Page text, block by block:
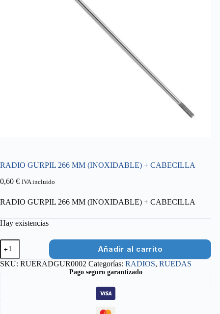
RADIO GURPIL 266 MM (INOXIDABLE) + CABECILLA
0,60 € IVA incluido
RADIO GURPIL 266 MM (INOXIDABLE) + CABECILLA
Hay existencias
RADIO
GURPIL
266
MM
(INOXIDABLE)
+
CABECILLA
cantidad
Añadir al carrito
SKU: RUERADGUR0002 Categorías: RADIOS, RUEDAS
Pago seguro garantizado